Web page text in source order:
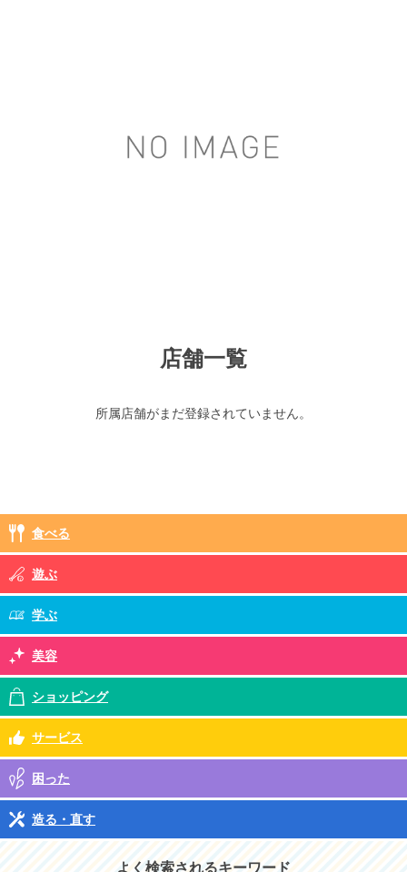
店舗一覧
所属店舗がまだ登録されていません。
食べる
遊ぶ
学ぶ
美容
ショッピング
サービス
困った
造る・直す
よく検索されるキーワード